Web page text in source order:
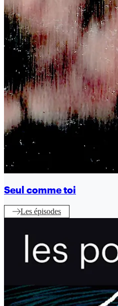
Seul comme toi
Les épisodes